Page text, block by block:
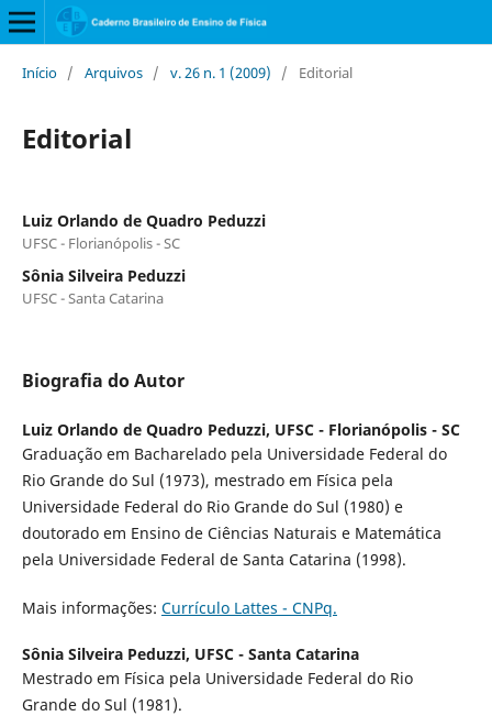
Início / Arquivos / v. 26 n. 1 (2009) / Editorial
Editorial
Luiz Orlando de Quadro Peduzzi
UFSC - Florianópolis - SC
Sônia Silveira Peduzzi
UFSC - Santa Catarina
Biografia do Autor
Luiz Orlando de Quadro Peduzzi, UFSC - Florianópolis - SC
Graduação em Bacharelado pela Universidade Federal do
Rio Grande do Sul (1973), mestrado em Física pela
Universidade Federal do Rio Grande do Sul (1980) e
doutorado em Ensino de Ciências Naturais e Matemática
pela Universidade Federal de Santa Catarina (1998).
Mais informações: Currículo Lattes - CNPq.
Sônia Silveira Peduzzi, UFSC - Santa Catarina
Mestrado em Física pela Universidade Federal do Rio
Grande do Sul (1981).